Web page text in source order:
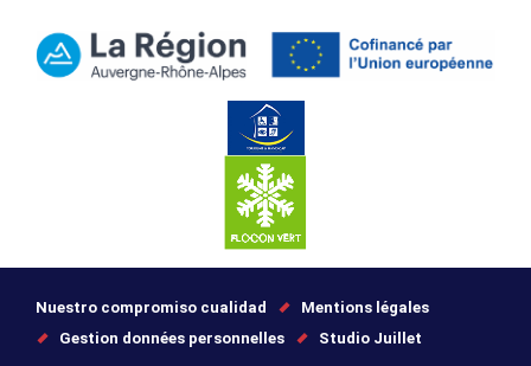
Nuestro compromiso cualidad
Mentions légales
Gestion données personnelles
Studio Juillet